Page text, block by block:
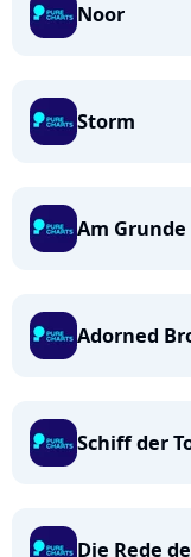
Noor
Storm
Am
Adorned
Schiff der
Die Rede